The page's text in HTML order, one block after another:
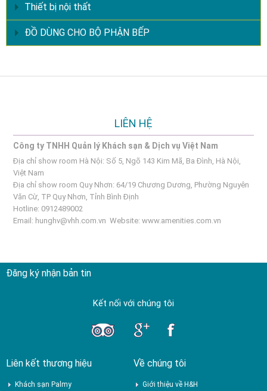
Thiết bị nội thất
ĐỒ DÙNG CHO BỘ PHẬN BẾP
LIÊN HỆ
Công ty TNHH Quản lý Khách sạn & Dịch vụ Việt Nam
Địa chỉ show room Hà Nội: Số 5, Ngõ 143 Kim Mã, Ba Đình, Hà Nội,
Việt Nam
Địa chỉ show room Quy Nhơn: 64/19 Chương Dương, Phường Nguyên
Văn Cừ, TP Quy Nhơn, Tỉnh Bình Định
Hotline: 0912489002
Email: hunghv@vhh.com.vn Website:www.amenities.com.vn
Đăng ký nhận bản tin
Kết nối với chúng tôi
Liên kết thương hiệu
Khách sạn Palmy
Về chúng tôi
Giới thiệu về H&H